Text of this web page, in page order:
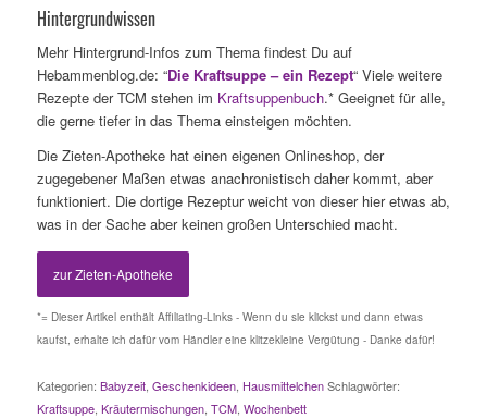
Hintergrundwissen
Mehr Hintergrund-Infos zum Thema findest Du auf
Hebammenblog.de: “Die Kraftsuppe – ein Rezept“ Viele weitere
Rezepte der TCM stehen im Kraftsuppenbuch.* Geeignet für alle,
die gerne tiefer in das Thema einsteigen möchten.
Die Zieten-Apotheke hat einen eigenen Onlineshop, der
zugegebener Maßen etwas anachronistisch daher kommt, aber
funktioniert. Die dortige Rezeptur weicht von dieser hier etwas ab,
was in der Sache aber keinen großen Unterschied macht.
zur Zieten-Apotheke
*= Dieser Artikel enthält Affiliating-Links - Wenn du sie klickst und dann etwas
kaufst, erhalte ich dafür vom Händler eine klitzekleine Vergütung - Danke dafür!
Kategorien: Babyzeit, Geschenkideen, Hausmittelchen Schlagwörter:
Kraftsuppe, Kräutermischungen, TCM, Wochenbett